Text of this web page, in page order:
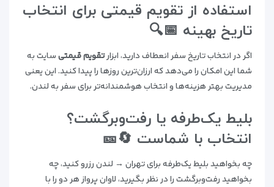
استفاده از تقویم قیمتی برای انتخاب
تاریخ بهینه 📅🔍
اگر در انتخاب تاریخ سفر انعطاف دارید، ابزارتقویم قیمتیسایت به
شما این امکان را می‌دهد که ارزان‌ترین روزها را پیدا کنید. این یعنی
مدیریت بهتر هزینه‌ها و انتخاب هوشمندانه‌تر برای سفر به لندن.
بلیط یک‌طرفه یا رفت‌وبرگشت؟
انتخاب با شماست 🔄🎫
چه بخواهید بلیط یک‌طرفه برای تهران → لندن رزرو کنید، چه
بخواهید رفت‌وبرگشت را در نظر بگیرید، لاوان پرواز هر دو را با